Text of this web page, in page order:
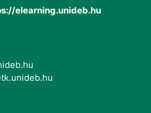
elearning.unideb.hu